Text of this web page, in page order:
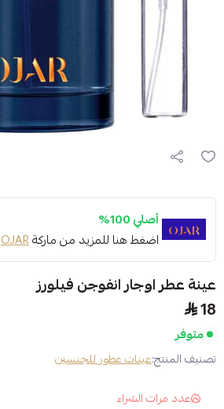
أصلي 100%
اضغط هنا للمزيد من ماركةOJAR
عينة عطر اوجار انفوجن فيلورز
18
متوفر
تصنيف المنتج:عينات عطور للجنسين
عدد مرات الشراء